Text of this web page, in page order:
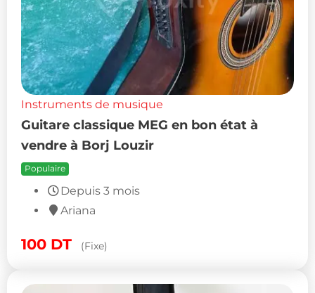
Instruments de musique
Guitare classique MEG en bon état à
vendre à Borj Louzir
Populaire
Depuis 3 mois
Ariana
100 DT (Fixe)